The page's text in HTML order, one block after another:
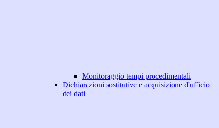
Monitoraggio tempi procedimentali
Dichiarazioni sostitutive e acquisizione d'ufficio
dei dati